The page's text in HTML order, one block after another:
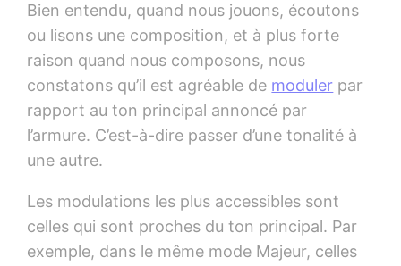
Bien entendu, quand nous jouons, écoutons
ou lisons une composition, et à plus forte
raison quand nous composons, nous
constatons qu’il est agréable de moduler par
rapport au ton principal annoncé par
l’armure. C’est-à-dire passer d’une tonalité à
une autre.
Les modulations les plus accessibles sont
celles qui sont proches du ton principal. Par
exemple, dans le même mode Majeur, celles